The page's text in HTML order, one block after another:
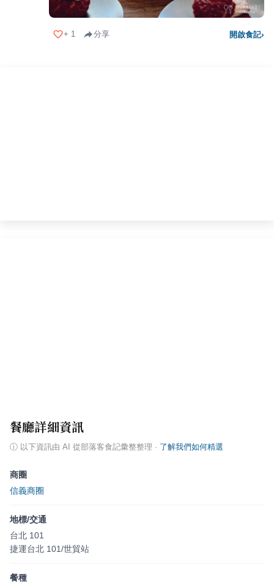
+ 1 分享 開啟食記›
餐廳詳細資訊
ⓘ 以下資訊由 AI 從部落客食記彙整整理 · 了解我們如何精選
商圈
信義商圈
地標/交通
台北 101
捷運台北 101/世貿站
餐種